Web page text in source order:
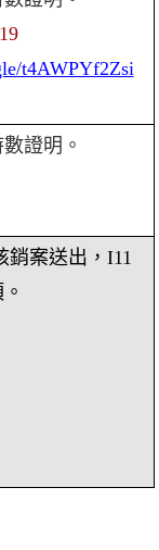
t4AWPYf2Zsi
證明。
銷案送出， I11